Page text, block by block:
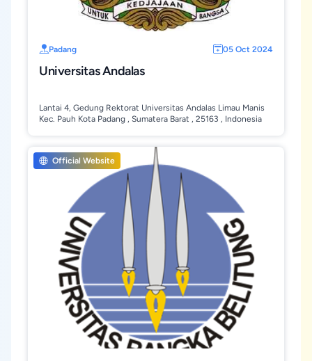
Padang 05 Oct 2024
Universitas Andalas
Lantai 4, Gedung Rektorat Universitas Andalas Limau Manis
Kec. Pauh Kota Padang , Sumatera Barat , 25163 , Indonesia
Official Website